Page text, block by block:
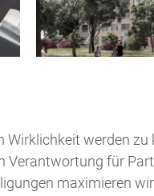
werden zu
Verantwortung für
maximieren